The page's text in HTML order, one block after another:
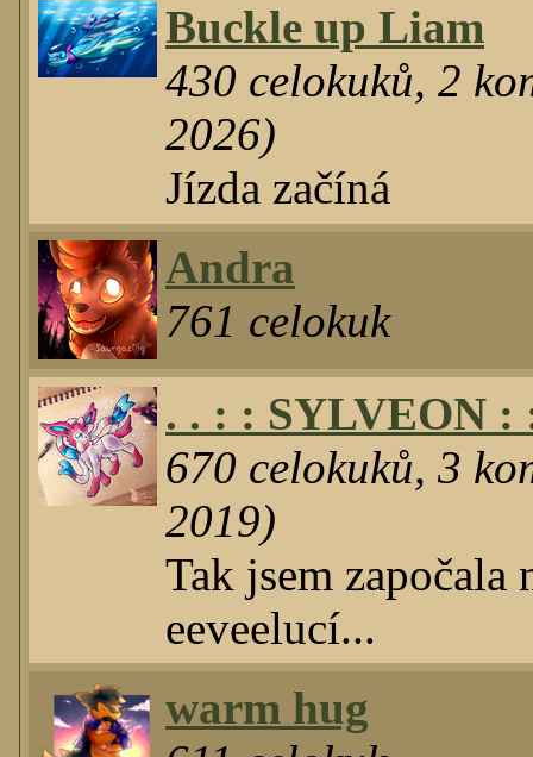
Buckle up Liam
430 celokuků,2
2026)
Jízda začíná
Andra
761 celokuk
. . : : SYLVEON :
670 celokuků,3
2019)
Tak jsem
eeveelucí...
warm hug